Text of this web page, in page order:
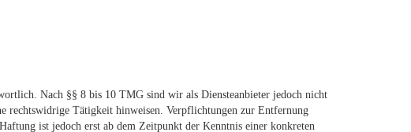
Nach §§ 8 bis 10 TMG sind wir als Diensteanbieter jedoch nicht
rechtswidrige Tätigkeit hinweisen. Verpflichtungen zur Entfernung
ist jedoch erst ab dem Zeitpunkt der Kenntnis einer konkreten